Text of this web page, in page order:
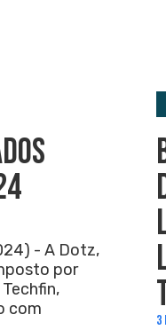
- A Dotz,
por
com
3